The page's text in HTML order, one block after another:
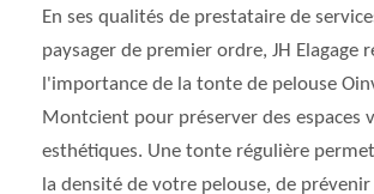
En ses qualités de prestataire de
paysager de premier ordre, JH Elagage
l'importance de la tonte de pelouse
Montcient pour préserver des espaces
esthétiques. Une tonte régulière
la densité de votre pelouse, de prévenir